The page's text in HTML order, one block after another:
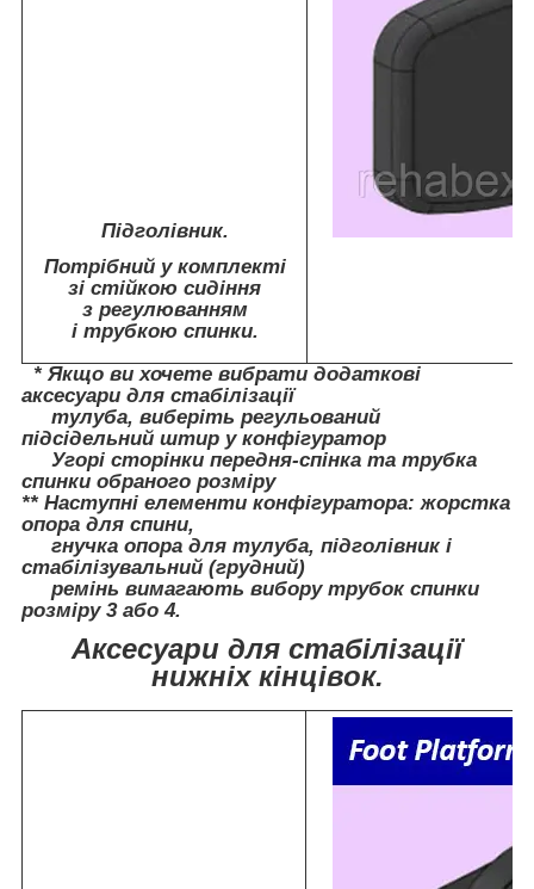
Підголівник.
Потрібний у комплекті
зі стійкою сидіння
з регулюванням
і трубкою спинки.
* Якщо ви хочете вибрати додаткові
аксесуари для стабілізації
тулуба, виберіть регульований
підсідельний штир у конфігуратор
Угорі сторінки передня-спінка та трубка
спинки обраного розміру
** Наступні елементи конфігуратора: жорстка
опора для спини,
гнучка опора для тулуба, підголівник і
стабілізувальний (грудний)
ремінь вимагають вибору трубок спинки
розміру 3 або 4.
Аксесуари для стабілізації
нижніх кінцівок.